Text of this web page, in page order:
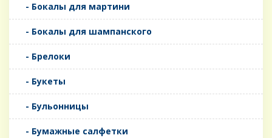
- Бокалы для мартини
- Бокалы для шампанского
- Брелоки
- Букеты
- Бульонницы
- Бумажные салфетки